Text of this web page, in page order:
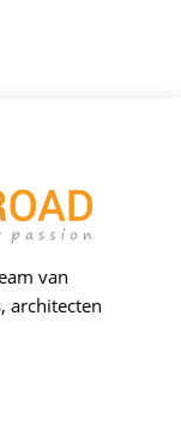
van
architecten